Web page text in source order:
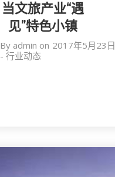
当文旅产业“遇
见”特色小镇
By admin on 2017年5月23日
- 行业动态